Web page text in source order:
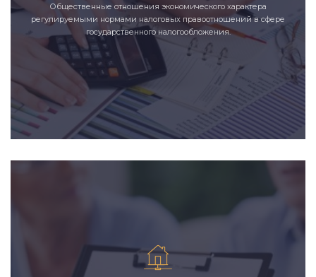
Общественные отношения экономического характера
регулируемыми нормами налоговых правоотношений в сфере
государственного налогообложения.